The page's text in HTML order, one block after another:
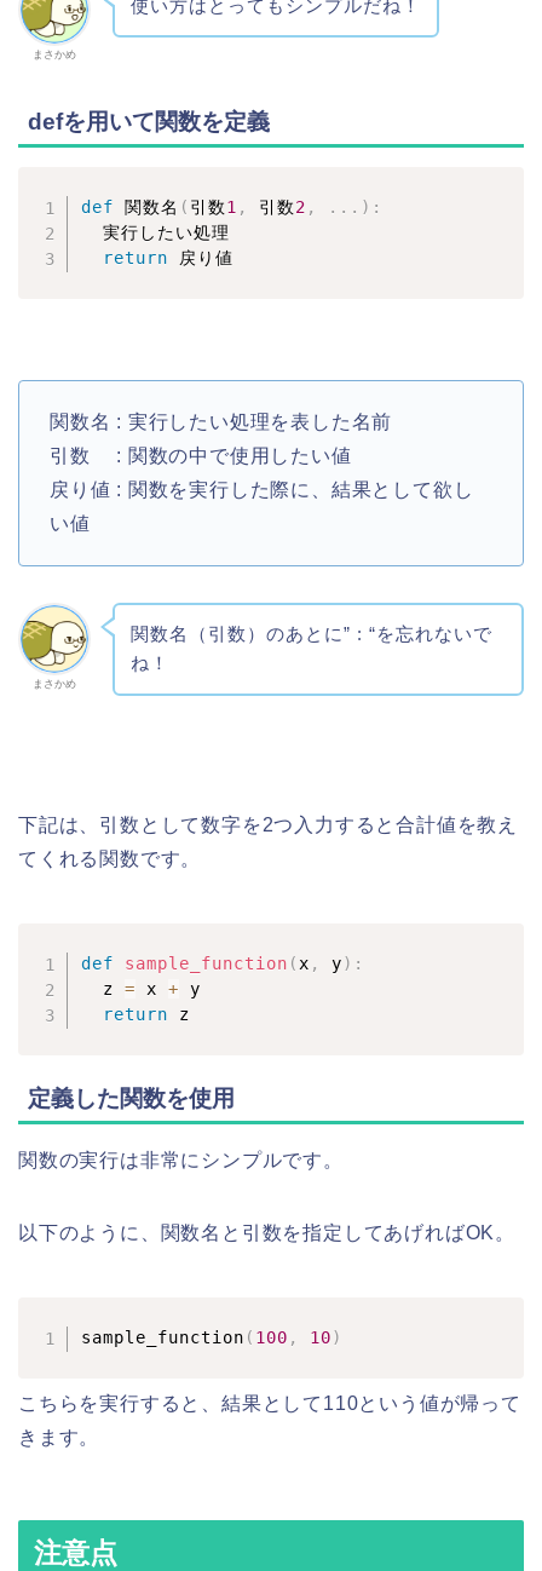
まさかめ
使い方はとってもシンプルだね！
defを用いて関数を定義
def 関数名 ( 引数1 , 引数2 , . . . ) :
  実行したい処理
return 戻り値
関数名 : 実行したい処理を表した名前
引数 : 関数の中で使用したい値
戻り値 : 関数を実行した際に、結果として欲し
い値
まさかめ
関数名（引数）のあとに” : “を忘れないで
ね！
下記は、引数として数字を2つ入力すると合計値を教え
てくれる関数です。
def sample_function ( x , y) :
  z
= x + y
return z
定義した関数を使用
関数の実行は非常にシンプルです。
以下のように、関数名と引数を指定してあげればOK。
sample_function ( 100 , 10)
こちらを実行すると、結果として110という値が帰って
きます。
注意点